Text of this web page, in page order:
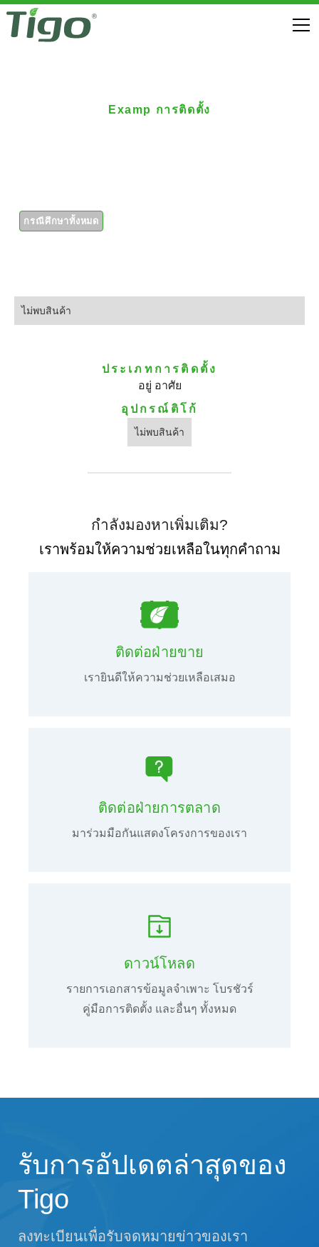
Examp การติดตั้ง
กรณีศึกษาทั้งหมด
ไม่พบสินค้า
ประเภทการติดตั้ง
อยู่ อาศัย
อุปกรณ์ติโก้
ไม่พบสินค้า
กําลังมองหาเพิ่มเติม?
เราพร้อมให้ความช่วยเหลือในทุกคําถาม
ติดต่อฝ่ายขาย
เรายินดีให้ความช่วยเหลือเสมอ
ติดต่อฝ่ายการตลาด
มาร่วมมือกันแสดงโครงการของเรา
ดาวน์โหลด
รายการเอกสารข้อมูลจําเพาะ โบรชัวร์
คู่มือการติดตั้ง และอื่นๆ ทั้งหมด
รับการอัปเดตล่าสุดของ
Tigo
ลงทะเบียนเพื่อรับจดหมายข่าวของเรา